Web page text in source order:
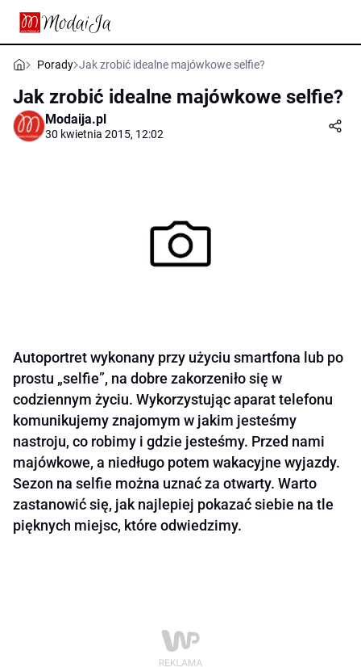
Porady Jak zrobić idealne majówkowe selfie?
Jak zrobić idealne majówkowe selfie?
Modaija.pl
30 kwietnia 2015, 12:02
Autoportret wykonany przy użyciu smartfona lub po
prostu „selfie”, na dobre zakorzeniło się w
codziennym życiu. Wykorzystując aparat telefonu
komunikujemy znajomym w jakim jesteśmy
nastroju, co robimy i gdzie jesteśmy. Przed nami
majówkowe, a niedługo potem wakacyjne wyjazdy.
Sezon na selfie można uznać za otwarty. Warto
zastanowić się, jak najlepiej pokazać siebie na tle
pięknych miejsc, które odwiedzimy.